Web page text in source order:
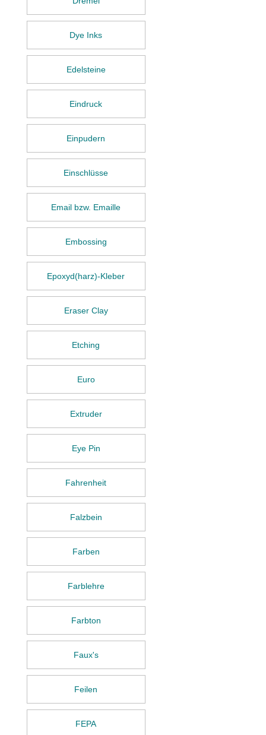
Dye Inks
Edelsteine
Eindruck
Einpudern
Einschlüsse
Email bzw. Emaille
Embossing
Epoxyd(harz)-Kleber
Eraser Clay
Etching
Euro
Extruder
Eye Pin
Fahrenheit
Falzbein
Farben
Farblehre
Farbton
Faux's
Feilen
FEPA